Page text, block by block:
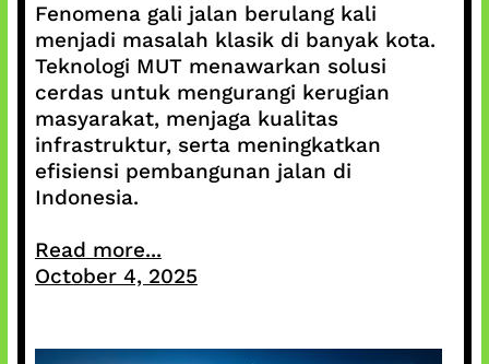
Fenomena gali jalan berulang kali
menjadi masalah klasik di banyak kota.
Teknologi MUT menawarkan solusi
cerdas untuk mengurangi kerugian
masyarakat, menjaga kualitas
infrastruktur, serta meningkatkan
efisiensi pembangunan jalan di
Indonesia.
Read more...
October 4, 2025